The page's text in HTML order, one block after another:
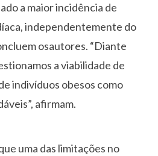
a maior incidência de
independentemente do
osautores. “Diante
a viabilidade de
indivíduos obesos como
afirmam.
uma das limitações no